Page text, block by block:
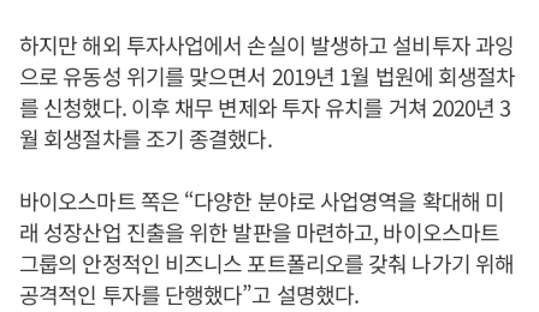
하지만 해외 투자사업에서 손실이 발생하고 설비투자 과잉
으로 유동성 위기를 맞으면서 2019년 1월 법원에 회생절차
를 신청했다. 이후 채무 변제와 투자 유치를 거쳐 2020년 3
월 회생절차를 조기 종결했다.
바이오스마트 쪽은 “다양한 분야로 사업영역을 확대해 미
래 성장산업 진출을 위한 발판을 마련하고, 바이오스마트
그룹의 안정적인 비즈니스 포트폴리오를 갖춰 나가기 위해
공격적인 투자를 단행했다”고 설명했다.